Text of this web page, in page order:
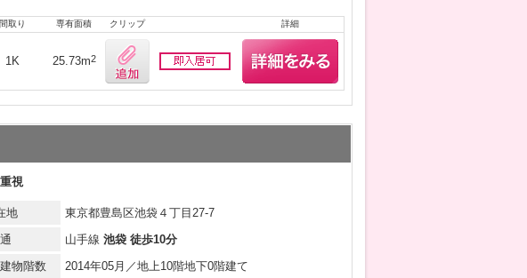
間取り 専有面積 クリップ 詳細
1K 25.73m2
視
地
東京都豊島区池袋４丁目27-7
山手線 池袋 徒歩10分
物階数
2014年05月／地上10階地下0階建て